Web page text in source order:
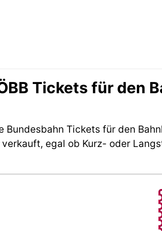
Tickets für den
Bundesbahn Tickets für den
egal ob Kurz- oder